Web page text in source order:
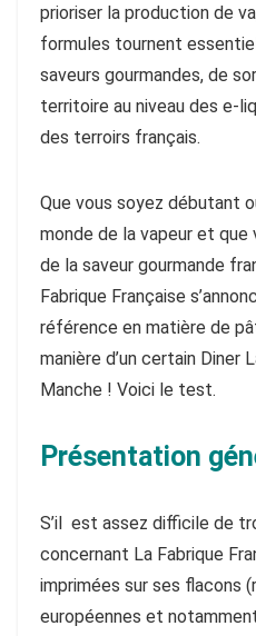
prioriser la production de
formules tournent
saveurs gourmandes, de
territoire au niveau des e-
des terroirs français.
Que vous soyez débutant
monde de la vapeur et
de la saveur gourmande
Fabrique Française
référence en matière de
manière d’un certain Diner
Manche ! Voici le test.
Présentation
S’il est assez difficile de
concernant La Fabrique
imprimées sur ses flacons
européennes et